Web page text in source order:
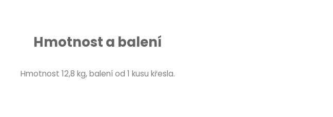
Hmotnost a balení
Hmotnost 12,8 kg, balení od 1 kusu křesla.